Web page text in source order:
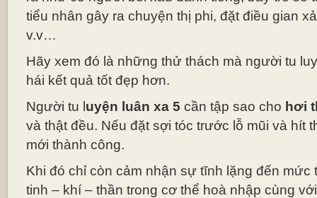
tiểu nhân gây ra chuyện thị phi, đặt điều gian
v.v…
Hãy xem đó là những thử thách mà người tu
hái kết quả tốt đẹp hơn.
Người tu l uyện luân xa 5 cần tập sao cho hơi
và thật đều. Nếu đặt sợi tóc trước lỗ mũi và hít
mới thành công.
Khi đó chỉ còn cảm nhận sự tĩnh lặng đến mức
tinh – khí – thần trong cơ thể hoà nhập cùng